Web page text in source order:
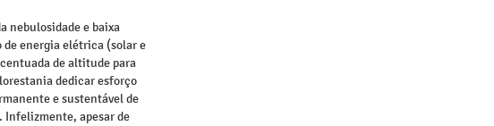
nebulosidade e baixa
energia elétrica (solar e
de altitude para
dedicar esforço
e sustentável de
Infelizmente, apesar de